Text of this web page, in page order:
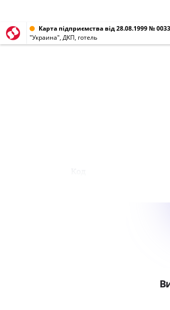
Карта підприємства від 28.08.1999 №
"Украина", ДКП, готель